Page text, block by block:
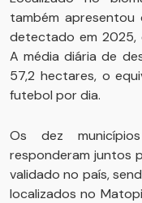
também
detectado em 2025,
A média diária de
57,2 hectares, o
futebol por dia.
Os dez
responderam juntos
validado no país,
localizados no